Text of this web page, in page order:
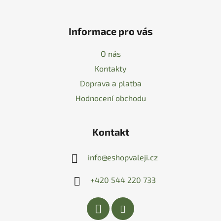
Informace pro vás
O nás
Kontakty
Doprava a platba
Hodnocení obchodu
Kontakt
info@eshopvaleji.cz
+420 544 220 733